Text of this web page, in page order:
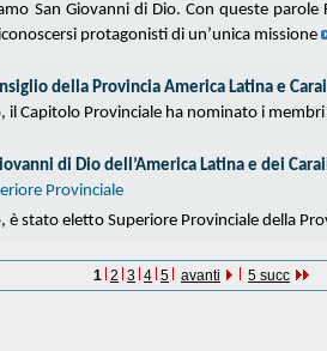
San Giovanni di Dio. Con queste parole
protagonisti di un’unica missione
della Provincia America Latina e
il Capitolo Provinciale ha nominato i
di Dio dell’America Latina e dei
Provinciale
è stato eletto Superiore Provinciale della
1 2 3 4 5 avanti 5 succ